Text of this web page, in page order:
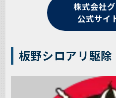
株式会社
公式サイ
板野シロアリ駆除